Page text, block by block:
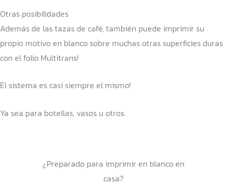
Otras posibilidades
Además de las tazas de café, también puede imprimir su
propio motivo en blanco sobre muchas otras superficies duras
con el folio Multitrans!
El sistema es casi siempre el mismo!
Ya sea para botellas, vasos u otros.
¿Preparado para imprimir en blanco en
casa?